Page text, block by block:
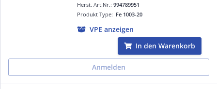
Produkt Type: Fe 1003-20
Herst. Art.Nr.:994789951
VPE anzeigen
In den Warenkorb
Anmelden